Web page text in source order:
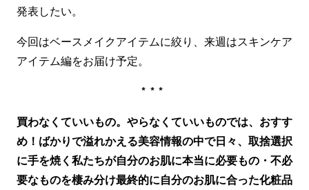
発表したい。
今回はベースメイクアイテムに絞り、来週はスキンケア
アイテム編をお届け予定。
***
買わなくていいもの。やらなくていいものでは、おすす
め！ばかりで溢れかえる美容情報の中で日々、取捨選択
に手を焼く私たちが自分のお肌に本当に必要もの・不必
要なものを棲み分け最終的に自分のお肌に合った化粧品